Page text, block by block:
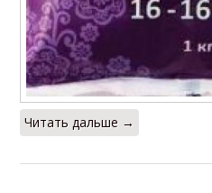
Читать дальше →